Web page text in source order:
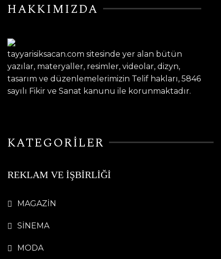
HAKKIMIZDA
tayyarisiksacan.com sitesinde yer alan bütün
yazılar, materyaller, resimler, videolar, dizyn,
tasarım ve düzenlemelerimizin Telif hakları, 5846
sayılı Fikir ve Sanat kanunu ile korunmaktadır.
KATEGORİLER
REKLAM VE İŞBİRLİĞİ
MAGAZİN
SİNEMA
MODA